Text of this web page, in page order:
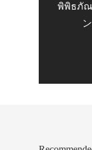
พิพิธภัณ